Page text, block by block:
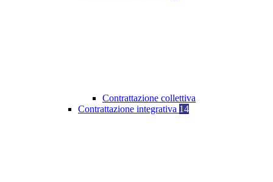
Contrattazione collettiva
Contrattazione integrativa 14